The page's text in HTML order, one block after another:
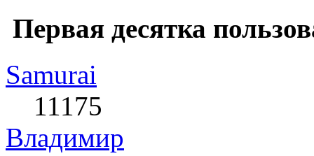
Первая десятка
Samurai
11175
Влaдимир